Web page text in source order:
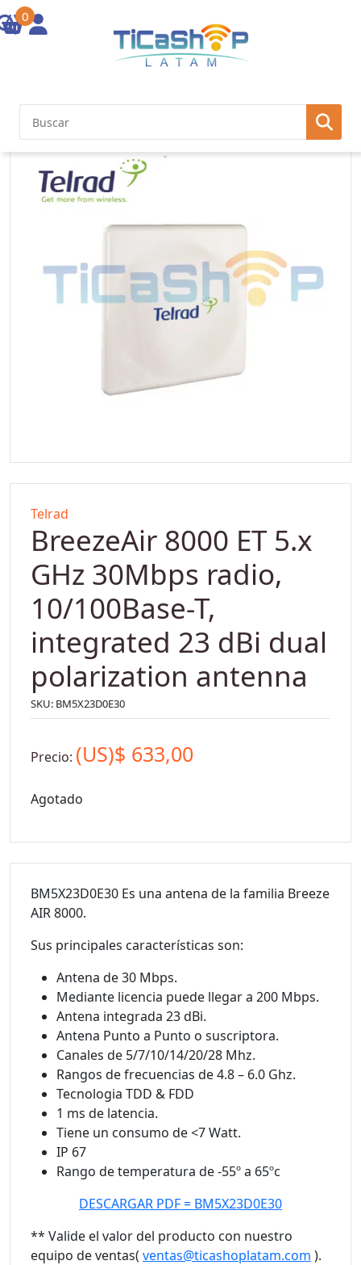
0
10/100Base-T, integrated 23 dBi dual polarization antenna
Telrad
BreezeAir 8000 ET 5.x
GHz 30Mbps radio,
10/100Base-T,
integrated 23 dBi dual
polarization antenna
SKU: BM5X23D0E30
Precio: (US)$ 633,00
Agotado
BM5X23D0E30 Es una antena de la familia Breeze
AIR 8000.
Sus principales características son:
Antena de 30 Mbps.
Mediante licencia puede llegar a 200 Mbps.
Antena integrada 23 dBi.
Antena Punto a Punto o suscriptora.
Canales de 5/7/10/14/20/28 Mhz.
Rangos de frecuencias de 4.8 – 6.0 Ghz.
Tecnologia TDD & FDD
1 ms de latencia.
Tiene un consumo de <7 Watt.
IP 67
Rango de temperatura de -55º a 65ºc
DESCARGAR PDF = BM5X23D0E30
** Valide el valor del producto con nuestro
equipo de ventas( ventas@ticashoplatam.com ).